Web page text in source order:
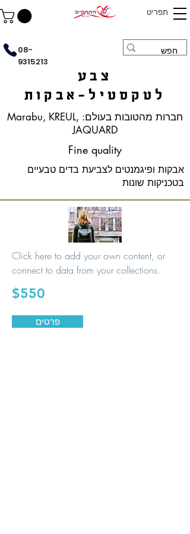
תפריט
08-
9315213
צבע
לטקסטיל-אבקות
חברות מהטובות בעולם: Marabu, KREUL,
JAQUARD
Fine quality
אבקות ופיגמנטים לצביעת בדים טבעיים
בטכניקות שונות
Click here to add your own content, or
connect to data from your collections.
$550
פרטים